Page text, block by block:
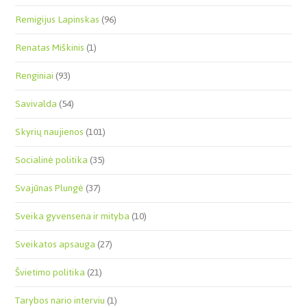
Remigijus Lapinskas(96)
Renatas Miškinis(1)
Renginiai(93)
Savivalda(54)
Skyrių naujienos(101)
Socialinė politika(35)
Svajūnas Plungė(37)
Sveika gyvensena ir mityba(10)
Sveikatos apsauga(27)
Švietimo politika(21)
Tarybos nario interviu(1)